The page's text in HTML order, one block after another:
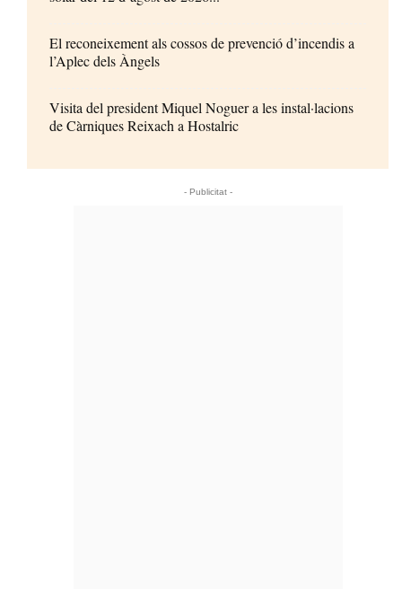
El reconeixement als cossos de prevenció d’incendis a
l’Aplec dels Àngels
Visita del president Miquel Noguer a les instal·lacions
de Càrniques Reixach a Hostalric
- Publicitat -